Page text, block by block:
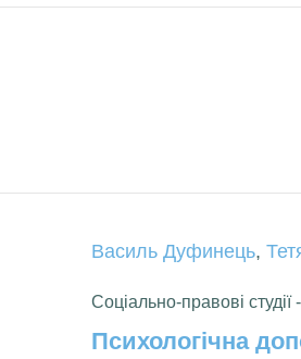
Василь Дуфинець,
Соціально-правові
Психологічна